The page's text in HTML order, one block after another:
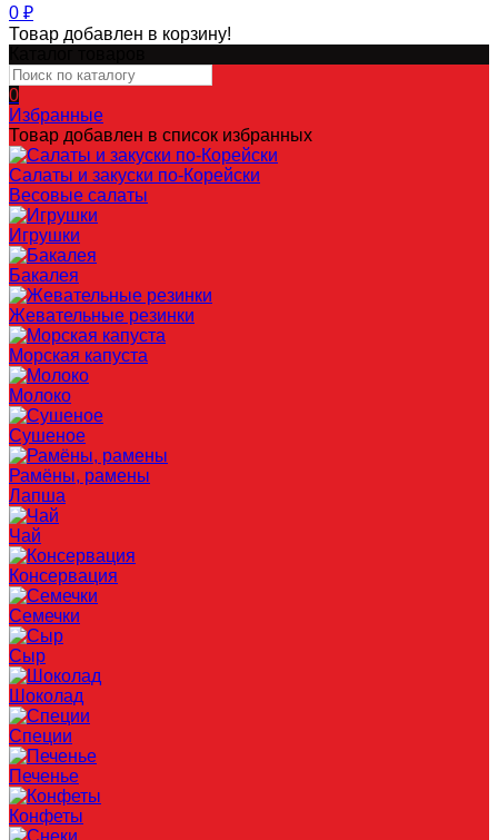
0 ₽
Товар добавлен в корзину!
0
Избранные
Товар добавлен в список избранных
Салаты и закуски по-Корейски
Весовые салаты
Игрушки
Бакалея
Жевательные резинки
Морская капуста
Молоко
Сушеное
Рамёны, рамены
Лапша
Чай
Консервация
Семечки
Сыр
Шоколад
Специи
Печенье
Конфеты